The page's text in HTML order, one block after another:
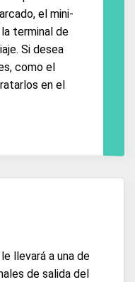
el mini-
terminal de
Si desea
como el
en el
llevará a una de
de salida del